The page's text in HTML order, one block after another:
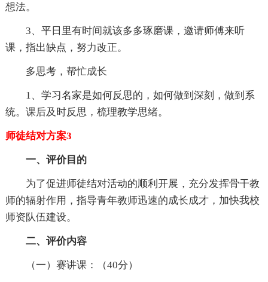
想法。
3、平日里有时间就该多多琢磨课，邀请师傅来听
课，指出缺点，努力改正。
多思考，帮忙成长
1、学习名家是如何反思的，如何做到深刻，做到系
统。课后及时反思，梳理教学思绪。
师徒结对方案3
一、评价目的
为了促进师徒结对活动的顺利开展，充分发挥骨干教
师的辐射作用，指导青年教师迅速的成长成才，加快我校
师资队伍建设。
二、评价内容
（一）赛讲课：（40分）